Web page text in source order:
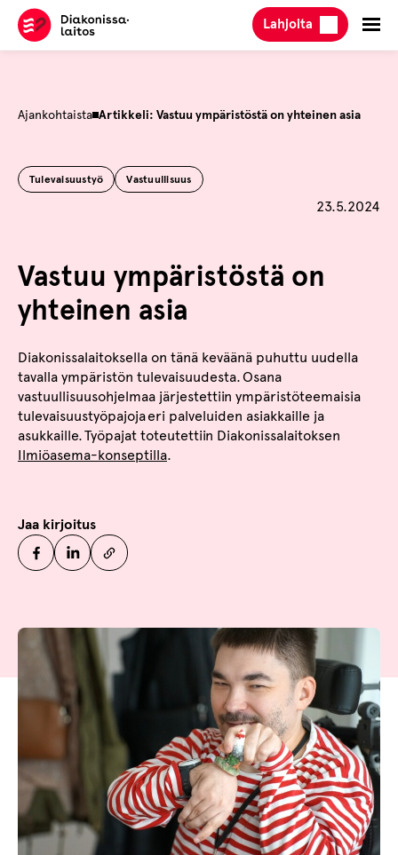
Hyppää
sisältöön
Lahjoita
Ajankohtaista Artikkeli: Vastuu ympäristöstä on yhteinen asia
Tulevaisuustyö Vastuullisuus
Julkaistu
23.5.2024
Vastuu ympäristöstä on
yhteinen asia
Diakonissalaitoksella on tänä keväänä puhuttu uudella
tavalla ympäristön tulevaisuudesta. Osana
vastuullisuusohjelmaa järjestettiin ympäristöteemaisia
tulevaisuustyöpajoja eri palveluiden asiakkaille ja
asukkaille. Työpajat toteutettiin Diakonissalaitoksen
Ilmiöasema-konseptilla.
Jaa kirjoitus